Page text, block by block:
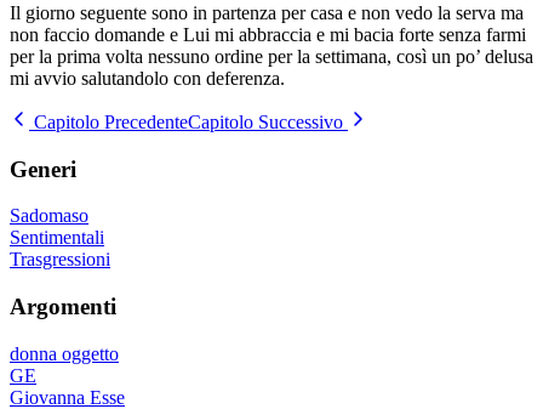
Il giorno seguente sono in partenza per casa e non vedo la serva ma
non faccio domande e Lui mi abbraccia e mi bacia forte senza farmi
per la prima volta nessuno ordine per la settimana, così un po’ delusa
mi avvio salutandolo con deferenza.
Capitolo PrecedenteCapitolo Successivo
Generi
Sadomaso
Sentimentali
Trasgressioni
Argomenti
donna oggetto
GE
Giovanna Esse